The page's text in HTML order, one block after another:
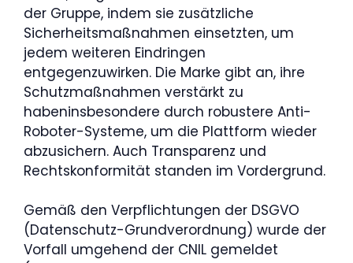
der Gruppe, indem sie zusätzliche
Sicherheitsmaßnahmen einsetzten, um
jedem weiteren Eindringen
entgegenzuwirken. Die Marke gibt an, ihre
Schutzmaßnahmen verstärkt zu
habeninsbesondere durch robustere Anti-
Roboter-Systeme, um die Plattform wieder
abzusichern. Auch Transparenz und
Rechtskonformität standen im Vordergrund.
Gemäß den Verpflichtungen der DSGVO
(Datenschutz-Grundverordnung) wurde der
Vorfall umgehend der CNIL gemeldet